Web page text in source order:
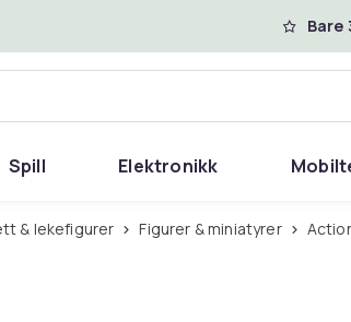
Bare
Spill Elektronikk
& lekefigurer Figurer & miniatyrer